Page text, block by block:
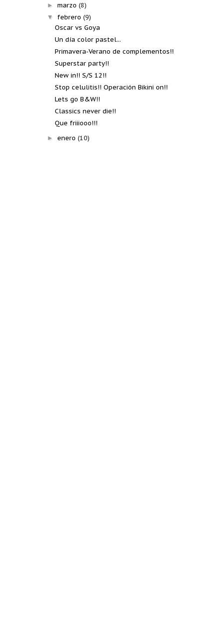
►marzo(8)
▼ febrero(9)
Oscar vs Goya
Un día color pastel...
Primavera-Verano de complementos!!
Superstar party!!
New in!! S/S 12!!
Stop celulitis!! Operación Bikini on!!
Lets go B&W!!
Classics never die!!
Que friiiooo!!!
►enero(10)